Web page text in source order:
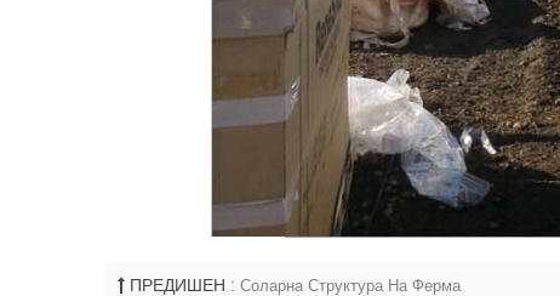
ПРЕДИШЕН : Соларна Структура На Ферма